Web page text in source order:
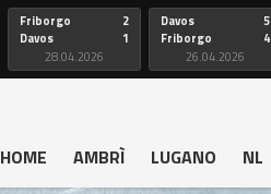
Friborgo
Davos
2
1
28.04.2026
Davos
Friborgo
5
4
26.04.2026
HOME AMBRÌ LUGANO NL